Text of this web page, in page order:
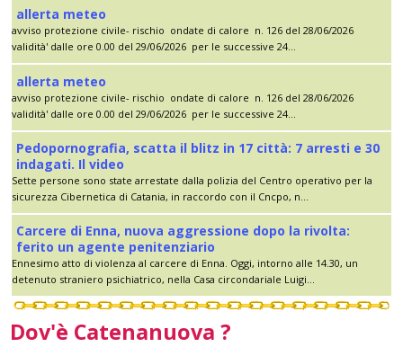
allerta meteo
avviso protezione civile- rischio ondate di calore n. 126 del 28/06/2026
validità' dalle ore 0.00 del 29/06/2026 per le successive 24...
allerta meteo
avviso protezione civile- rischio ondate di calore n. 126 del 28/06/2026
validità' dalle ore 0.00 del 29/06/2026 per le successive 24...
Pedopornografia, scatta il blitz in 17 città: 7 arresti e 30
indagati. Il video
Sette persone sono state arrestate dalla polizia del Centro operativo per la
sicurezza Cibernetica di Catania, in raccordo con il Cncpo, n...
Carcere di Enna, nuova aggressione dopo la rivolta:
ferito un agente penitenziario
Ennesimo atto di violenza al carcere di Enna. Oggi, intorno alle 14.30, un
detenuto straniero psichiatrico, nella Casa circondariale Luigi...
Dov'è Catenanuova ?